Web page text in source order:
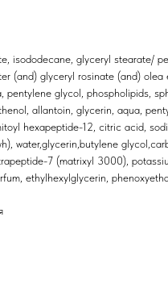
isododecane, glyceryl stearate/
(and) glyceryl rosinate (and) olea
pentylene glycol, phospholipids,
allantoin, glycerin, aqua,
hexapeptide-12, citric acid,
water,glycerin,butylene
7 (matrixyl 3000),
ethylhexylglycerin,